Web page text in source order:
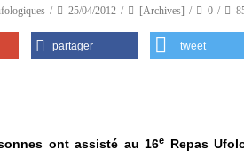
Tours
25/04/2012 [Archives] 0
partager tweet
ont assisté au 16e
Repas